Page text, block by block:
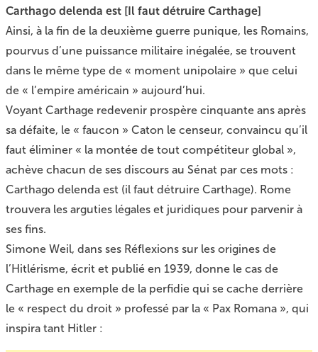
Carthago delenda est [Il faut détruire Carthage]
Ainsi, à la fin de la deuxième guerre punique, les Romains,
pourvus d’une puissance militaire inégalée, se trouvent
dans le même type de « moment unipolaire » que celui
de « l’empire américain » aujourd’hui.
Voyant Carthage redevenir prospère cinquante ans après
sa défaite, le « faucon » Caton le censeur, convaincu qu’il
faut éliminer « la montée de tout compétiteur global »,
achève chacun de ses discours au Sénat par ces mots :
Carthago delenda est (il faut détruire Carthage). Rome
trouvera les arguties légales et juridiques pour parvenir à
ses fins.
Simone Weil, dans ses Réflexions sur les origines de
l’Hitlérisme, écrit et publié en 1939, donne le cas de
Carthage en exemple de la perfidie qui se cache derrière
le « respect du droit » professé par la « Pax Romana », qui
inspira tant Hitler :